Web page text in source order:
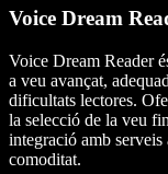
Voice Dream
Voice Dream Reader
a veu avançat,
dificultats lectores.
la selecció de la veu
integració amb
comoditat.